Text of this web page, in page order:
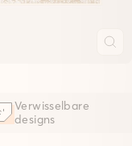
Verwisselbare
designs